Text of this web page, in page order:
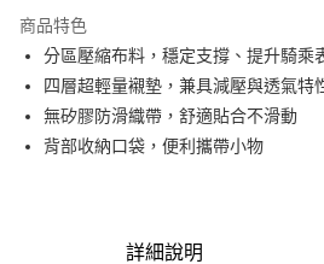
運送方式
全家店到店
每筆NT$80，滿NT$10,000(含以上)免運
商品特色
分區壓縮布料，穩定支撐、提升騎乘
四層超輕量襯墊，兼具減壓與透氣特
無矽膠防滑織帶，舒適貼合不滑動
背部收納口袋，便利攜帶小物
詳細說明